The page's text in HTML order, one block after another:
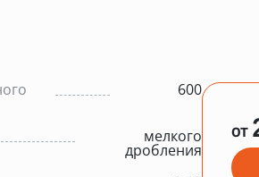
600
мелкого
дробления
от